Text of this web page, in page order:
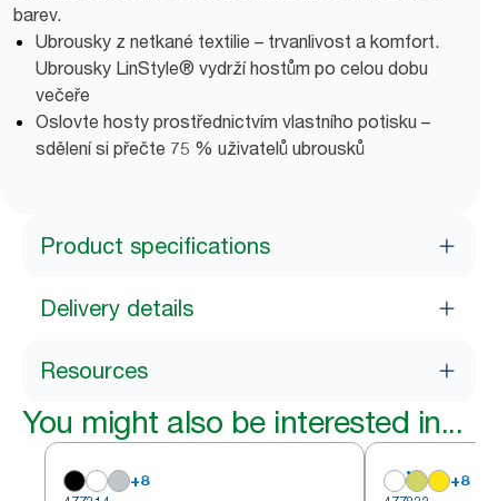
barev.
Ubrousky z netkané textilie – trvanlivost a komfort.
Ubrousky LinStyle® vydrží hostům po celou dobu
večeře
Oslovte hosty prostřednictvím vlastního potisku –
sdělení si přečte 75 % uživatelů ubrousků
Product specifications
Delivery details
Resources
You might also be interested in...
+8 +8